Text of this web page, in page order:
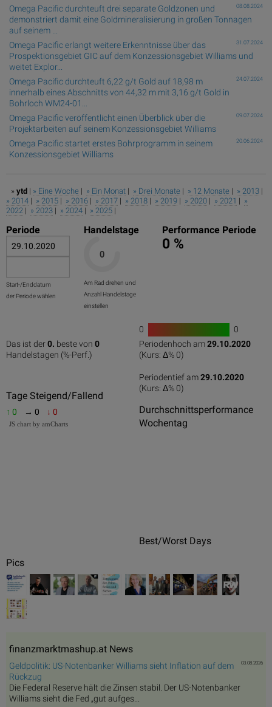
08.08.2024
Omega Pacific durchteuft drei separate Goldzonen und
demonstriert damit eine Goldmineralisierung in großen Tonnagen
auf seinem ...
31.07.2024
Omega Pacific erlangt weitere Erkenntnisse über das
Prospektionsgebiet GIC auf dem Konzessionsgebiet Williams und
weitet Explor...
24.07.2024
Omega Pacific durchteuft 6,22 g/t Gold auf 18,98 m
innerhalb eines Abschnitts von 44,32 m mit 3,16 g/t Gold in
Bohrloch WM24-01...
09.07.2024
Omega Pacific veröffentlicht einen Überblick über die
Projektarbeiten auf seinem Konzessionsgebiet Williams
20.06.2024
Omega Pacific startet erstes Bohrprogramm in seinem
Konzessionsgebiet Williams
» ytd | » Eine Woche | » Ein Monat | » Drei Monate | » 12 Monate | » 2013 |
» 2014 | » 2015 | » 2016 | » 2017 | » 2018 | » 2019 | » 2020 | » 2021 | »
2022 | » 2023 | » 2024 | » 2025 |
Periode
Start-/Enddatum
der Periode wählen
Handelstage
Am Rad drehen und
Anzahl Handelstage
einstellen
Performance Periode
0 %
0 50
Das ist der0. beste von 0
Handelstagen (%-Perf.)
0 50
Tage Steigend/Fallend
↑ 0 → 0 ↓ 0
JS chart by amCharts
0
1
0
0
Periodenhoch am29.10.2020
(Kurs: Δ% 0)
Periodentief am29.10.2020
(Kurs: Δ% 0)
Durchschnittsperformance
Wochentag
Best/Worst Days
Pics
finanzmarktmashup.at News
03.08.2026
Geldpolitik: US-Notenbanker Williams sieht Inflation auf dem
Rückzug
Die Federal Reserve hält die Zinsen stabil. Der US-Notenbanker
Williams sieht die Fed „gut aufges...